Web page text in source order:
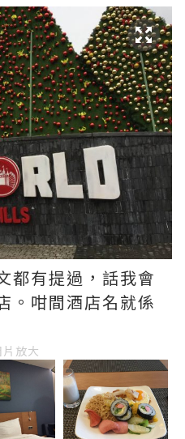
都有提過，話我會
。咁間酒店名就係
放大